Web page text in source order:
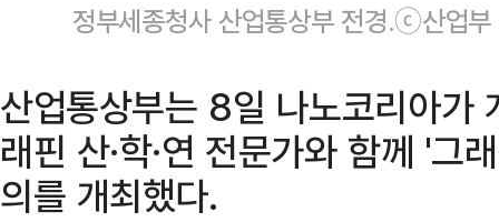
정부세종청사 산업통상부 전경.ⓒ산업부
산업통상부는 8일 나노코리아가
래핀 산·학·연 전문가와 함께 '그
의를 개최했다.